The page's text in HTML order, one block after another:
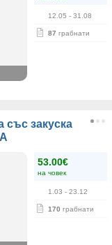
12.05 - 31.08
87 грабнати
със закуска
53.00€
на човек
1.03 - 23.12
170 грабнати